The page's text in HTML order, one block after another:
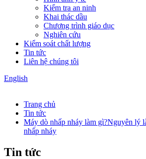
Kiểm tra an ninh
Khai thác dầu
Chương trình giáo dục
Nghiên cứu
Kiểm soát chất lượng
Tin tức
Liên hệ chúng tôi
English
Trang chủ
Tin tức
Máy dò nhấp nháy làm gì?Nguyên lý
nhấp nháy
Tin tức